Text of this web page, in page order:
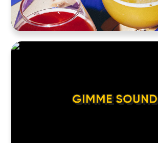
GIMME SOUND